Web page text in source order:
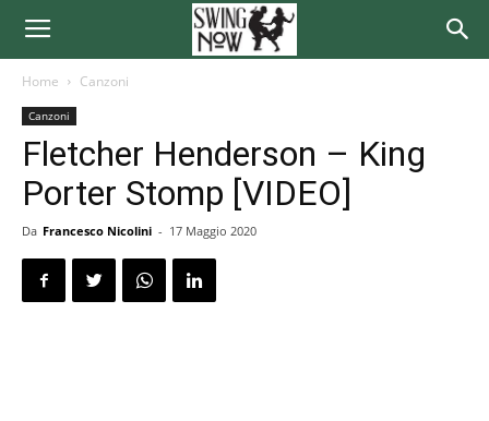
Home Canzoni
Canzoni
Fletcher Henderson – King
Porter Stomp [VIDEO]
Da Francesco Nicolini - 17 Maggio 2020